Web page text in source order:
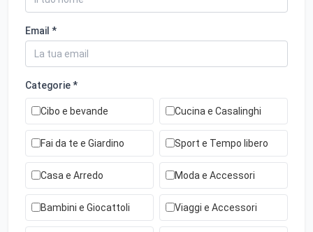
Email *
Categorie *
Cibo e bevande Cucina e Casalinghi
Fai da te e Giardino Sport e Tempo libero
Casa e Arredo Moda e Accessori
Bambini e Giocattoli Viaggi e Accessori